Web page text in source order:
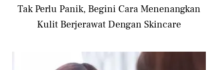
Tak Perlu Panik, Begini Cara Menenangkan
Kulit Berjerawat Dengan Skincare